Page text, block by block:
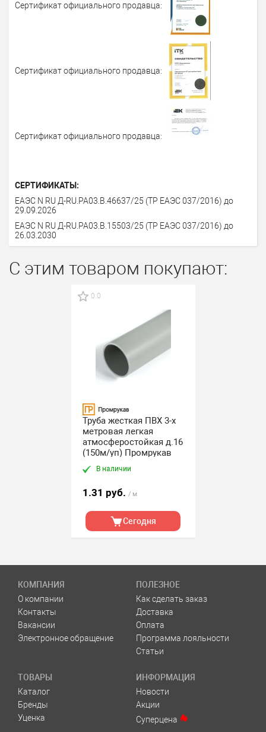
Сертификат официального продавца:
Сертификат официального продавца:
Сертификат официального продавца:
СЕРТИФИКАТЫ:
ЕАЭС N RU Д-RU.РА03.В.46637/25 (ТР ЕАЭС 037/2016) до
29.09.2026
ЕАЭС N RU Д-RU.РА03.В.15503/25 (ТР ЕАЭС 037/2016) до
26.03.2030
С этим товаром покупают:
0.0
Труба жесткая ПВХ 3-х
метровая легкая
атмосферостойкая д.16
(150м/уп) Промрукав
В наличии
1.31 руб. / м
Сегодня
КОМПАНИЯ
О компании
Контакты
Вакансии
Электронное обращение
ПОЛЕЗНОЕ
Как сделать заказ
Доставка
Оплата
Программа лояльности
Статьи
ТОВАРЫ
Каталог
Бренды
Уценка
ИНФОРМАЦИЯ
Новости
Акции
Суперцена